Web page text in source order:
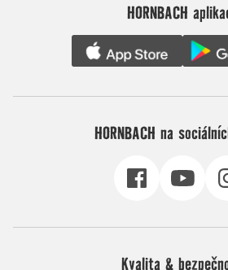
HORNBACH
HORNBACH na
Kvalita &